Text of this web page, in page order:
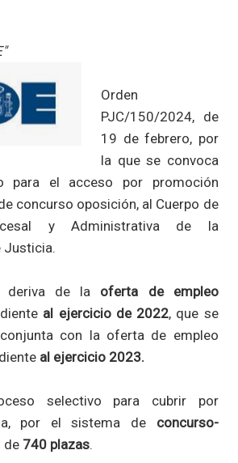
Orden
PJC/150/2024, de
19 de febrero, por
la que se convoca
para el acceso por promoción
concurso oposición, al Cuerpo de
y Administrativa de la
Justicia.
deriva de la oferta de empleo
al ejercicio de 2022, que se
con la oferta de empleo
al ejercicio 2023.
selectivo para cubrir por
por el sistema de concurso-
de 740 plazas.